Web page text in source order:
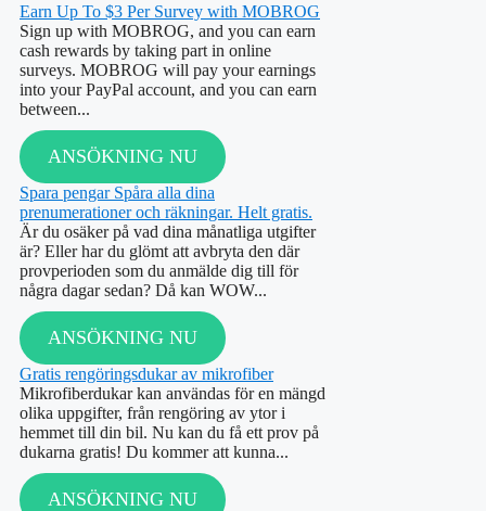
Earn Up To $3 Per Survey with MOBROG
Sign up with MOBROG, and you can earn
cash rewards by taking part in online
surveys. MOBROG will pay your earnings
into your PayPal account, and you can earn
between...
ANSÖKNING NU
Spara pengar Spåra alla dina
prenumerationer och räkningar. Helt gratis.
Är du osäker på vad dina månatliga utgifter
är? Eller har du glömt att avbryta den där
provperioden som du anmälde dig till för
några dagar sedan? Då kan WOW...
ANSÖKNING NU
Gratis rengöringsdukar av mikrofiber
Mikrofiberdukar kan användas för en mängd
olika uppgifter, från rengöring av ytor i
hemmet till din bil. Nu kan du få ett prov på
dukarna gratis! Du kommer att kunna...
ANSÖKNING NU